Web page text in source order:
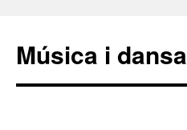
Música i dansa